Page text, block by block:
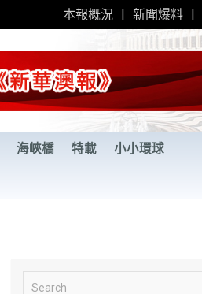
本報概況 新聞爆料
海峽橋 特載 小小環球